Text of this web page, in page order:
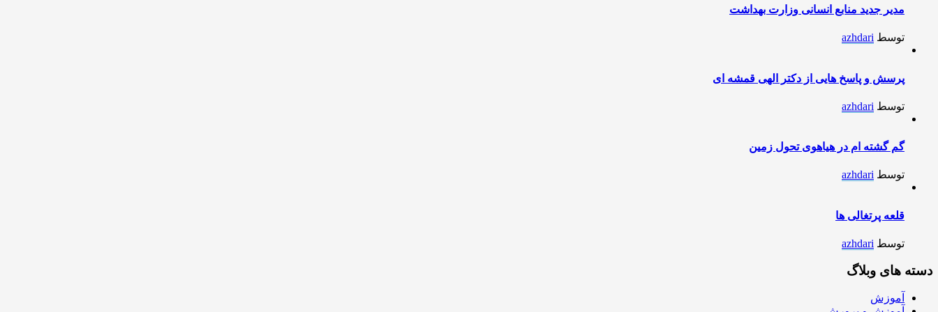
مدیر جدید منابع انسانی وزارت بهداشت
توسط azhdari
پرسش و پاسخ هایی از دکتر الهی قمشه ای
توسط azhdari
گم گشته ام در هیاهوی تحول زمین
توسط azhdari
قلعه پرتغالی ها
توسط azhdari
دسته های وبلاگ
آموزش